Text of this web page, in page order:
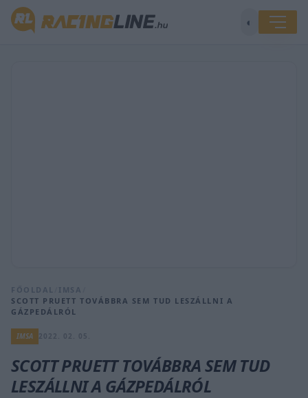
◐
FŐOLDAL IMSA
SCOTT PRUETT TOVÁBBRA SEM TUD LESZÁLLNI A
GÁZPEDÁLRÓL
IMSA
SCOTT PRUETT TOVÁBBRA SEM TUD
LESZÁLLNI A GÁZPEDÁLRÓL